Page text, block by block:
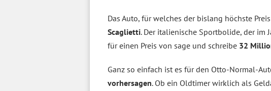
Das Auto, für welches der bislang höchste
Scaglietti. Der italienische Sportbolide, der im
für einen Preis von sage und schreibe 32
Ganz so einfach ist es für den Otto-Normal-
vorhersagen. Ob ein Oldtimer wirklich als